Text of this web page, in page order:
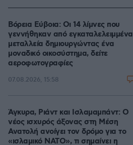
Βόρεια Εύβοια: Οι 14 λίμνες που
γεννήθηκαν από εγκαταλελειμμένα
μεταλλεία δημιουργώντας ένα
μοναδικό οικοσύστημα, δείτε
αεροφωτογραφίες
07.08.2026, 15:58
Άγκυρα, Ριάντ και Ισλαμαμπάντ: Ο
νέος ισχυρός άξονας στη Μέση
Ανατολή ανοίγει τον δρόμο για το
«ισλαμικό ΝΑΤΟ», τι σημαίνει η